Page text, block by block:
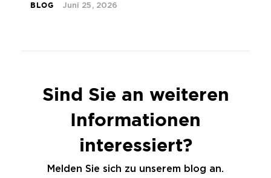
BLOG Juni 25, 2026
Sind Sie an weiteren
Informationen
interessiert?
Melden Sie sich zu unserem blog an.